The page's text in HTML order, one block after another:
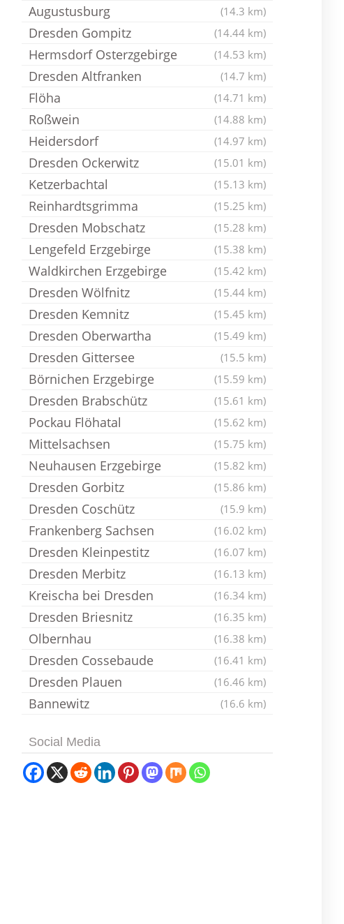
Augustusburg (14.3 km)
Dresden Gompitz (14.44 km)
Hermsdorf Osterzgebirge (14.53 km)
Dresden Altfranken (14.7 km)
Flöha (14.71 km)
Roßwein (14.88 km)
Heidersdorf (14.97 km)
Dresden Ockerwitz (15.01 km)
Ketzerbachtal (15.13 km)
Reinhardtsgrimma (15.25 km)
Dresden Mobschatz (15.28 km)
Lengefeld Erzgebirge (15.38 km)
Waldkirchen Erzgebirge (15.42 km)
Dresden Wölfnitz (15.44 km)
Dresden Kemnitz (15.45 km)
Dresden Oberwartha (15.49 km)
Dresden Gittersee (15.5 km)
Börnichen Erzgebirge (15.59 km)
Dresden Brabschütz (15.61 km)
Pockau Flöhatal (15.62 km)
Mittelsachsen (15.75 km)
Neuhausen Erzgebirge (15.82 km)
Dresden Gorbitz (15.86 km)
Dresden Coschütz (15.9 km)
Frankenberg Sachsen (16.02 km)
Dresden Kleinpestitz (16.07 km)
Dresden Merbitz (16.13 km)
Kreischa bei Dresden (16.34 km)
Dresden Briesnitz (16.35 km)
Olbernhau (16.38 km)
Dresden Cossebaude (16.41 km)
Dresden Plauen (16.46 km)
Bannewitz (16.6 km)
Social Media